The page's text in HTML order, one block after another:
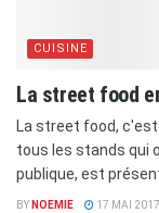
CUISINE
La street food
La street food,
tous les stands qui
publique, est
BY NOEMIE 17 MAI 2017